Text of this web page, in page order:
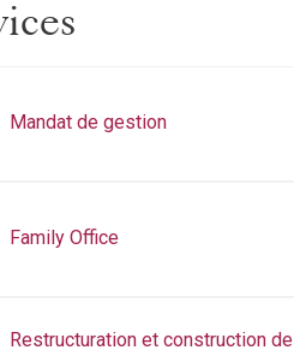
Mandat de gestion
Family Office
Restructuration et construction de